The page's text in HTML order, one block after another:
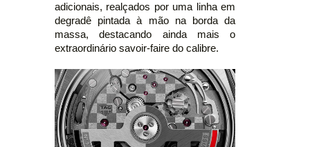
adicionais, realçados por uma linha em
degradê pintada à mão na borda da
massa, destacando ainda mais o
extraordinário savoir-faire do calibre.